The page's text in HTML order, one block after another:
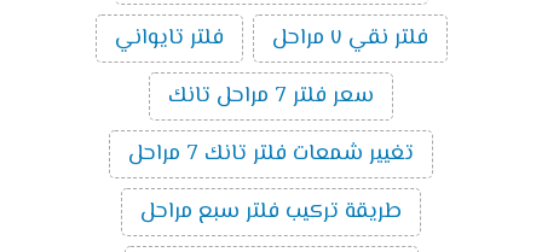
فلتر نقي ٧ مراحل
فلتر تايواني
سعر فلتر 7 مراحل تانك
تغيير شمعات فلتر تانك 7 مراحل
طريقة تركيب فلتر سبع مراحل